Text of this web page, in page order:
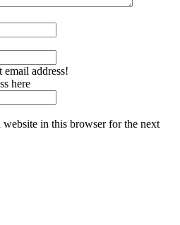
email address!
here
website in this browser for the next